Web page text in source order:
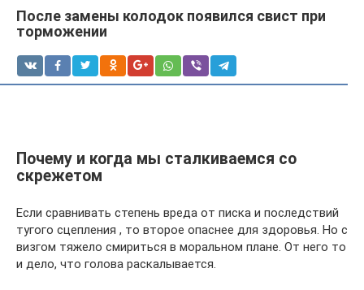
После замены колодок появился свист при
торможении
Почему и когда мы сталкиваемся со
скрежетом
Если сравнивать степень вреда от писка и последствий
тугого сцепления , то второе опаснее для здоровья. Но с
визгом тяжело смириться в моральном плане. От него то
и дело, что голова раскалывается.